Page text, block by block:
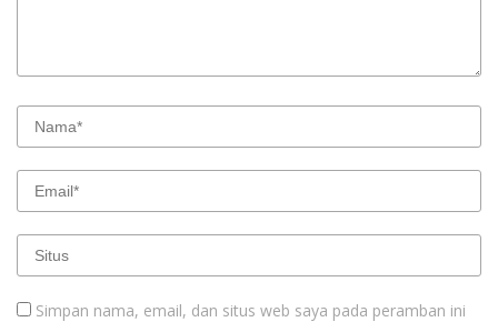
Simpan nama, email, dan situs web saya pada peramban ini